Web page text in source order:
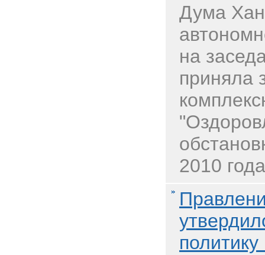
Дума
на
приняла
2010